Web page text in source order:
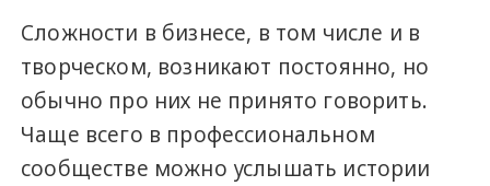
Сложности в бизнесе, в том числе и в
творческом, возникают постоянно, но
обычно про них не принято говорить.
Чаще всего в профессиональном
сообществе можно услышать истории